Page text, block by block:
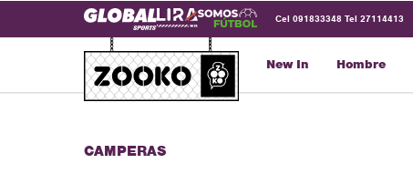
New In Hombre
Cel 091833348 Tel 27114413
CAMPERAS